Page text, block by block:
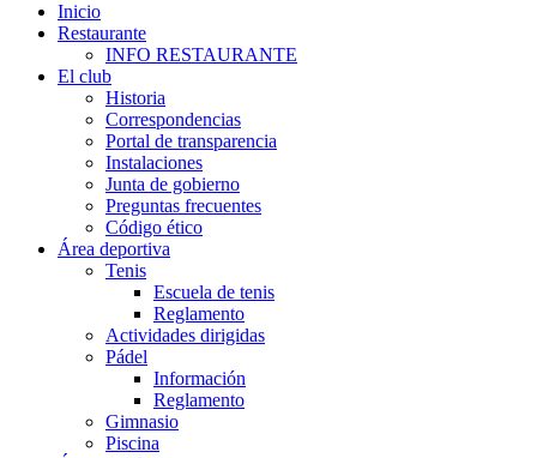
Inicio
Restaurante
INFO RESTAURANTE
El club
Historia
Correspondencias
Portal de transparencia
Instalaciones
Junta de gobierno
Preguntas frecuentes
Código ético
Área deportiva
Tenis
Escuela de tenis
Reglamento
Actividades dirigidas
Pádel
Información
Reglamento
Gimnasio
Piscina